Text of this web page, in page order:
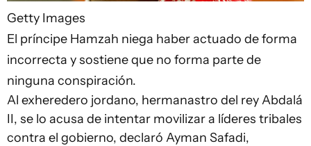
Getty Images
El príncipe Hamzah niega haber actuado de forma
incorrecta y sostiene que no forma parte de
ninguna conspiración.
Al exheredero jordano, hermanastro del rey Abdalá
II, se lo acusa de intentar movilizar a líderes tribales
contra el gobierno, declaró Ayman Safadi,